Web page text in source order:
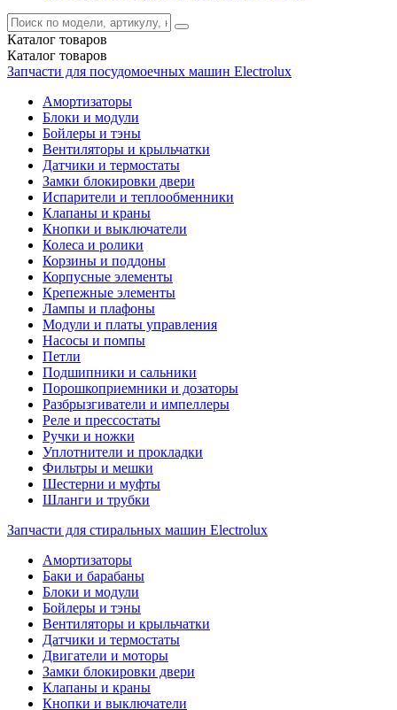
Каталог товаров
Каталог товаров
Запчасти для посудомоечных машин Electrolux
Амортизаторы
Блоки и модули
Бойлеры и тэны
Вентиляторы и крыльчатки
Датчики и термостаты
Замки блокировки двери
Испарители и теплообменники
Клапаны и краны
Кнопки и выключатели
Колеса и ролики
Корзины и поддоны
Корпусные элементы
Крепежные элементы
Лампы и плафоны
Модули и платы управления
Насосы и помпы
Петли
Подшипники и сальники
Порошкоприемники и дозаторы
Разбрызгиватели и импеллеры
Реле и прессостаты
Ручки и ножки
Уплотнители и прокладки
Фильтры и мешки
Шестерни и муфты
Шланги и трубки
Запчасти для стиральных машин Electrolux
Амортизаторы
Баки и барабаны
Блоки и модули
Бойлеры и тэны
Вентиляторы и крыльчатки
Датчики и термостаты
Двигатели и моторы
Замки блокировки двери
Клапаны и краны
Кнопки и выключатели